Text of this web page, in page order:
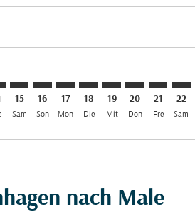
15
Sam
16
Son
17
Mon
18
Die
19
Mit
20
Don
21
Fre
22
Sam
nach Male